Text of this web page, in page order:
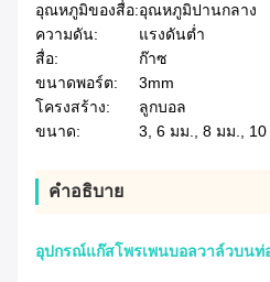
อุณหภูมิของสื่อ:อุณหภูมิปานกลาง
ความดัน:
แรงดันต่ำ
สื่อ:
ก๊าซ
ขนาดพอร์ต:
3mm
โครงสร้าง:
ลูกบอล
ขนาด:
3, 6 มม., 8 มม.,
คําอธิบาย
อุปกรณ์แก๊สโพรเพนบอลวาล์วบนท่